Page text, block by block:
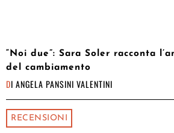
“Noi due”: Sara Soler racconta
del cambiamento
DI ANGELA PANSINI VALENTINI
RECENSIONI